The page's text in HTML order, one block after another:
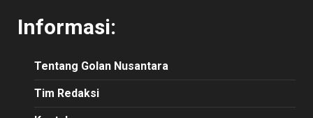
Informasi:
Tentang Golan Nusantara
Tim Redaksi